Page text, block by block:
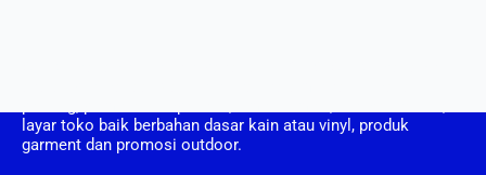
layar toko baik berbahan dasar kain atau vinyl, produk
garment dan promosi outdoor.